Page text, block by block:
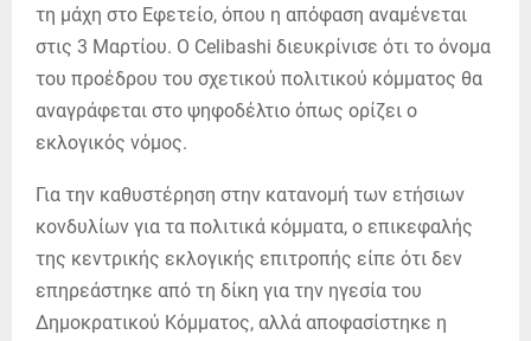
τη μάχη στο Εφετείο, όπου η απόφαση αναμένεται
στις 3 Μαρτίου. Ο Celibashi διευκρίνισε ότι το όνομα
του προέδρου του σχετικού πολιτικού κόμματος θα
αναγράφεται στο ψηφοδέλτιο όπως ορίζει ο
εκλογικός νόμος.
Για την καθυστέρηση στην κατανομή των ετήσιων
κονδυλίων για τα πολιτικά κόμματα, ο επικεφαλής
της κεντρικής εκλογικής επιτροπής είπε ότι δεν
επηρεάστηκε από τη δίκη για την ηγεσία του
Δημοκρατικού Κόμματος, αλλά αποφασίστηκε η